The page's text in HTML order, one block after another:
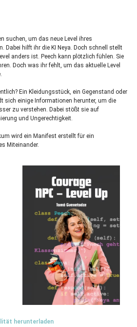
suchen, um das neue Level ihres
Dabei hilft ihr die KI Neya. Doch schnell stellt
anders ist. Peech kann plötzlich fühlen. Sie
Doch was ihr fehlt, um das aktuelle Level
Ein Kleidungsstück, ein Gegenstand oder
sich einige Informationen herunter, um die
zu verstehen. Dabei stößt sie auf
und Ungerechtigkeit.
wird ein Manifest erstellt für ein
Miteinander.
herunterladen